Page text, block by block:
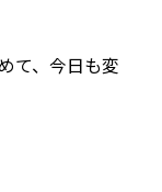
て、今日も変